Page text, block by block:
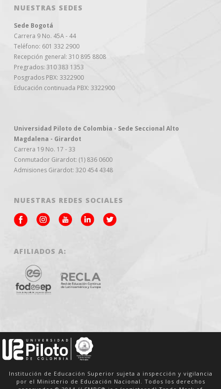
NUESTRAS SEDES
Sede Bogotá
Carrera 9 No. 45A - 44
Teléfono: 601 332 2900
Recepción general: 310 895 8808
Pregrados: 310 383 1353
Posgrados PBX: 3322900
Educación continuada PBX: 3322900
Universidad Piloto de Colombia - Sede Seccional Alto
Magdalena - Girardot
Carrera 19 No. 17 - 33
Conmutador Girardot: (1) 836 0600
Admisiones Girardot: 320 454 4348
NUESTRAS REDES SOCIALES
AFILIADOS A:
Institución de Educación Superior sujeta a inspección y vigilancia
por el Ministerio de Educación Nacional. Todos los derechos